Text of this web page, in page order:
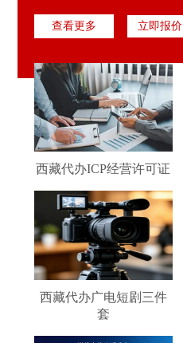
查看更多 立即报价
西藏代办ICP经营许可证
西藏代办广电短剧三件
套